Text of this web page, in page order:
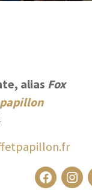
alias Fox
papillon
Facebook Instagram